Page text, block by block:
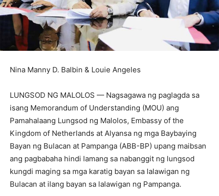
Nina Manny D. Balbin & Louie Angeles
LUNGSOD NG MALOLOS — Nagsagawa ng paglagda sa
isang Memorandum of Understanding (MOU) ang
Pamahalaang Lungsod ng Malolos, Embassy of the
Kingdom of Netherlands at Alyansa ng mga Baybaying
Bayan ng Bulacan at Pampanga (ABB-BP) upang maibsan
ang pagbabaha hindi lamang sa nabanggit ng lungsod
kungdi maging sa mga karatig bayan sa lalawigan ng
Bulacan at ilang bayan sa lalawigan ng Pampanga.